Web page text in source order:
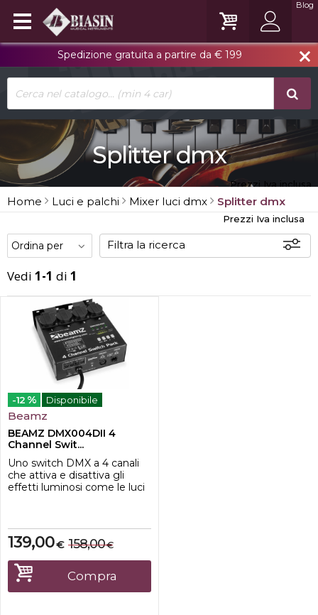
close
Spedizione gratuita a partire da € 199
Blog
Splitter dmx
Prezzi Iva inclusa
Home Luci e palchi Mixer luci dmx Splitter dmx
Prezzi Iva inclusa
Filtra la ricerca
Vedi 1-1 di 1
-12 % Disponibile
Beamz
BEAMZ DMX004DII 4
Channel Swit...
Uno switch DMX a 4 canali
che attiva e disattiva gli
effetti luminosi come le luci
dei 16 programmi integrati
può essere controllata. Il
controllo
del canale avviene tramite il
menu di facile accesso.
€
139,00 €
158,00
Compra